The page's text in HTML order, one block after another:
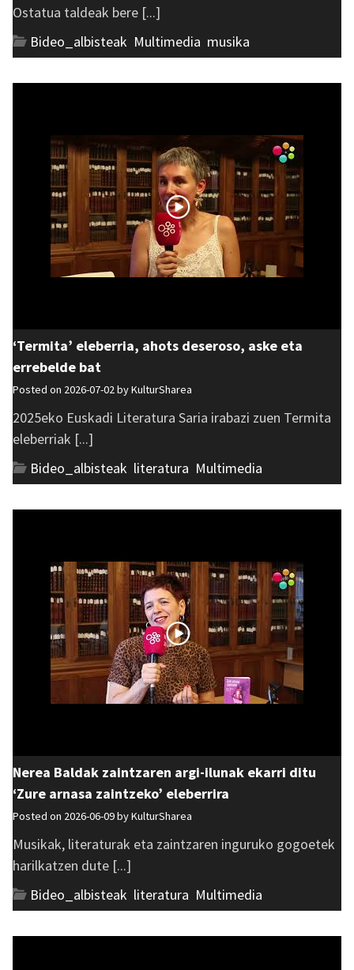
Ostatua taldeak bere [...]
Bideo_albisteak Multimedia musika
‘Termita’ eleberria, ahots deseroso, aske eta
errebelde bat
Posted on 2026-07-02 byKulturSharea
2025eko Euskadi Literatura Saria irabazi zuen Termita
eleberriak [...]
Bideo_albisteak literatura Multimedia
Nerea Baldak zaintzaren argi-ilunak ekarri ditu
‘Zure arnasa zaintzeko’ eleberrira
Posted on 2026-06-09 byKulturSharea
Musikak, literaturak eta zaintzaren inguruko gogoetek
harilkatzen dute [...]
Bideo_albisteak literatura Multimedia